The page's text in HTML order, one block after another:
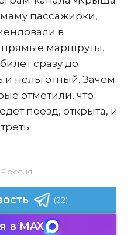
пассажирки,
в
маршруты.
сразу до
и нельготный. Зачем
отметили, что
поезд, открыта, и
Россия
(22)
в MAX